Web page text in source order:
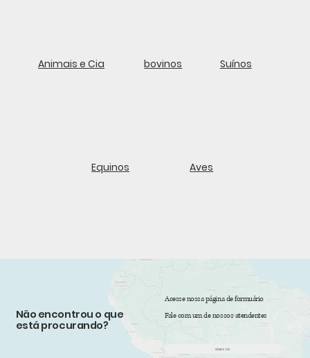
Animais e Cia
Equinos
bovinos
Aves
Suínos
Não encontrou o que
está procurando?
Acesse nossa página de formuário
Fale com um de nossos atendentes
acesse